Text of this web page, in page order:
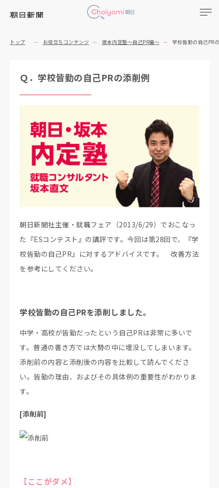
トップ お役立ちコンテンツ 坂本内定塾～自己PR編～ 学校皆勤の自己PR
Ｑ．学校皆勤の自己PRの添削例
朝日新聞社主催・就職フェア（2013/6/29）でおこなっ
た『ESコンテスト』の講評です。今回は第28回で、『学
校皆勤の自己PR』に対するアドバイスです。 改善方法
を参考にしてください。
学校皆勤の自己PRを添削しました。
中学・高校が皆勤だったという自己PRは非常に多いで
す。普通の書き方では大勢の中に埋没してしまいます。
添削前の内容と添削後の内容を比較して読んでくださ
い。皆勤の理由、およびその具体例の重要性がわかりま
す。
[添削前]
【ここがダメ】